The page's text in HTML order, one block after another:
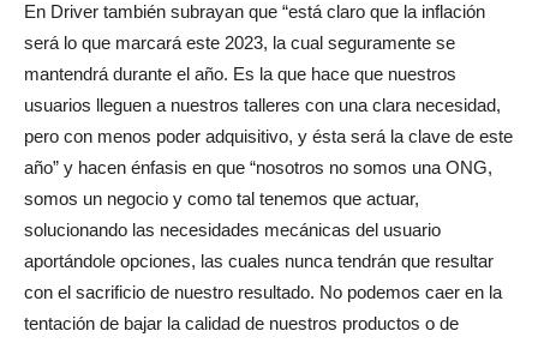
En Driver también subrayan que “está claro que la inflación
será lo que marcará este 2023, la cual seguramente se
mantendrá durante el año. Es la que hace que nuestros
usuarios lleguen a nuestros talleres con una clara necesidad,
pero con menos poder adquisitivo, y ésta será la clave de este
año” y hacen énfasis en que “nosotros no somos una ONG,
somos un negocio y como tal tenemos que actuar,
solucionando las necesidades mecánicas del usuario
aportándole opciones, las cuales nunca tendrán que resultar
con el sacrificio de nuestro resultado. No podemos caer en la
tentación de bajar la calidad de nuestros productos o de